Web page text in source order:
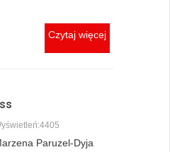
Czytaj więcej
Paruzel-Dyja